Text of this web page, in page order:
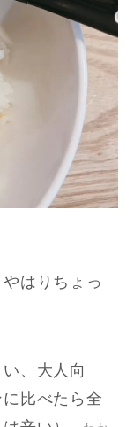
はりちょっ
、大人向
比べたら全